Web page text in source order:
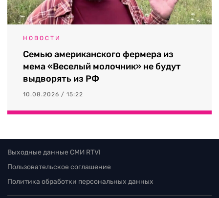
НОВОСТИ
Семью американского фермера из
мема «Веселый молочник» не будут
выдворять из РФ
10.08.2026 / 15:22
Выходные данные СМИ RTVI
Пользовательское соглашение
Политика обработки персональных данных